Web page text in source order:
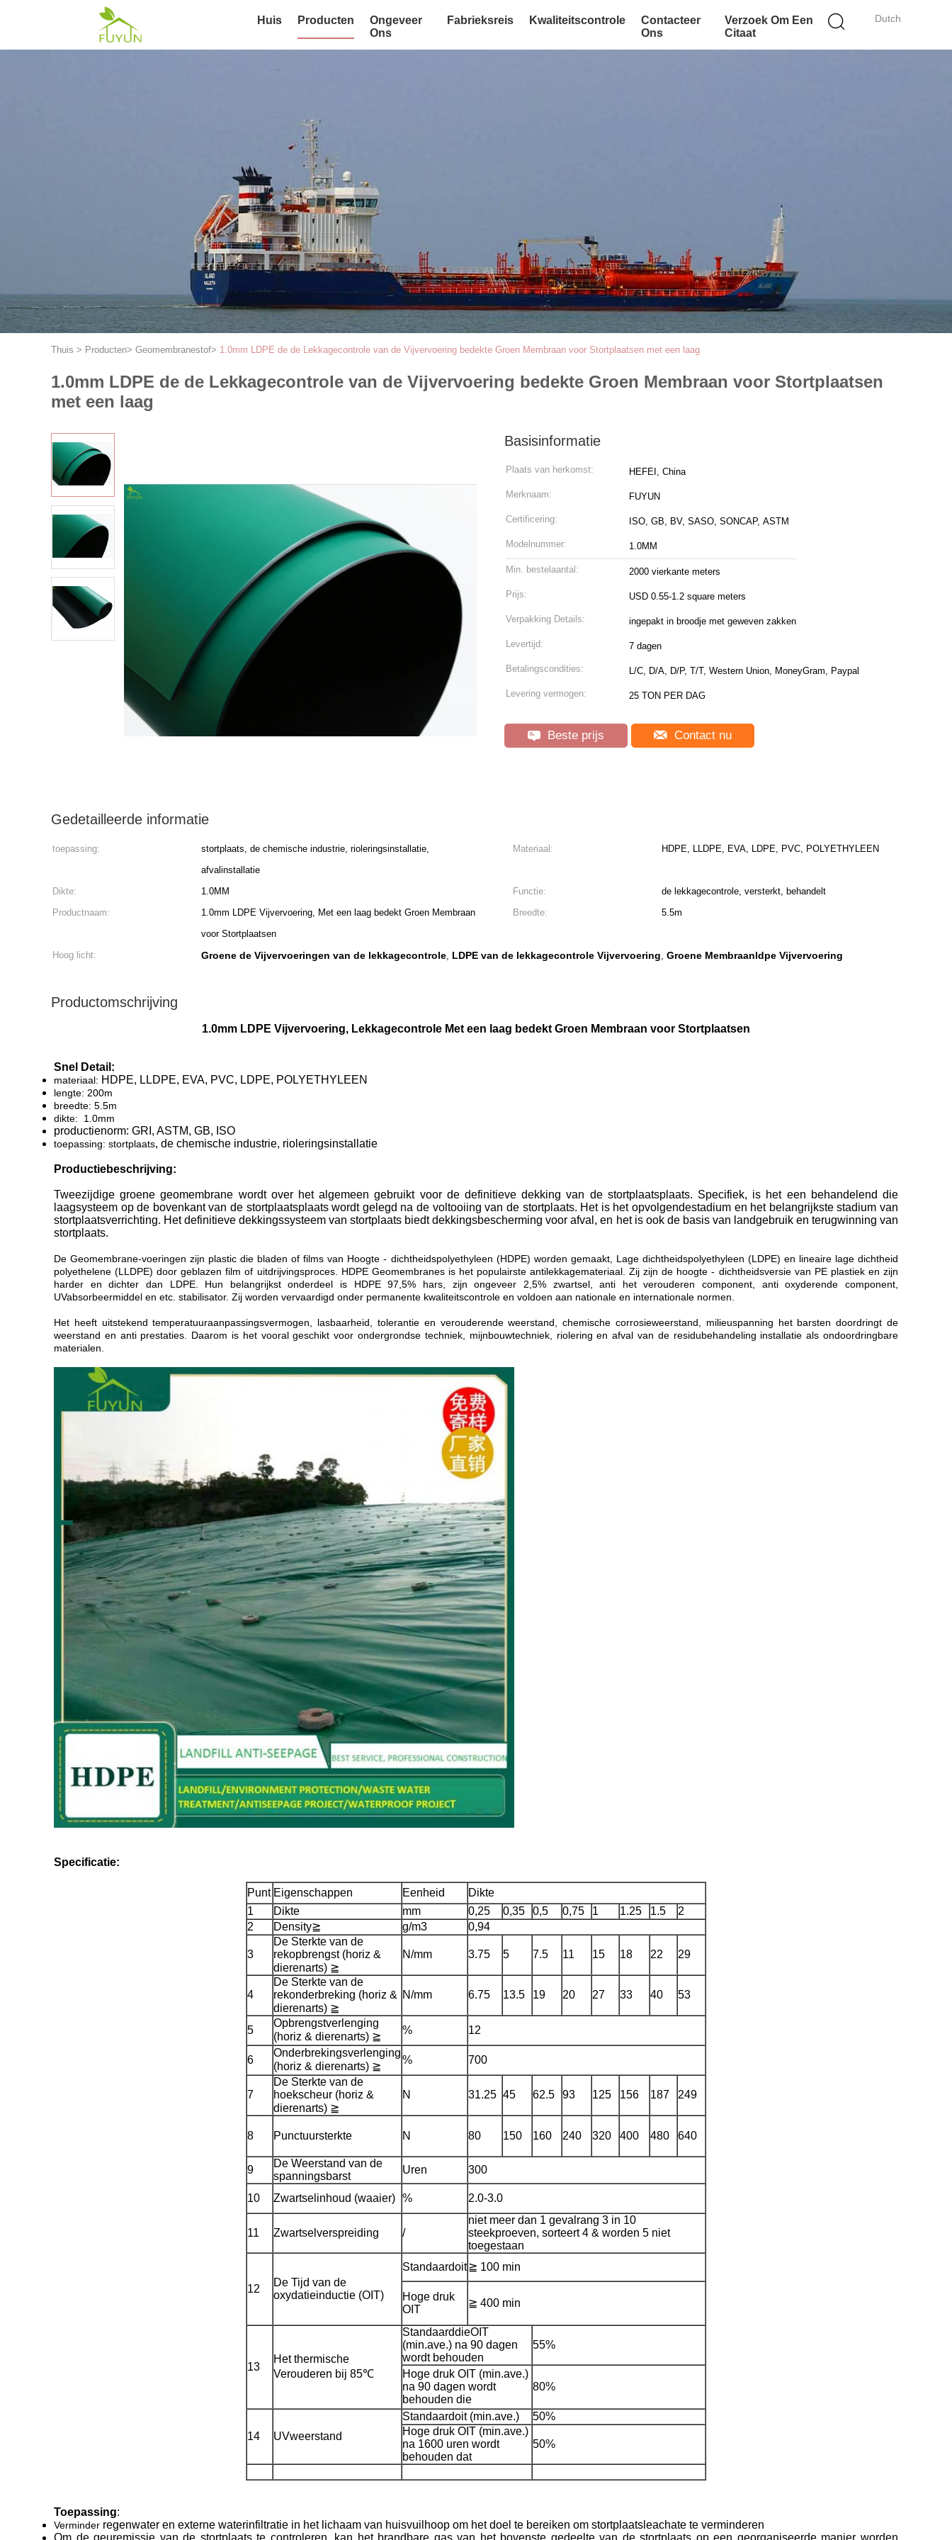
Laat een bericht achter
We bellen je snel terug!
VERZENDEN
Dutch
Huis Producten
Ongeveer
Ons
Fabrieksreis Kwaliteitscontrole
Contacteer
Ons
Verzoek Om Een
Citaat
Thuis > Producten> Geomembranestof> 1.0mm LDPE de de Lekkagecontrole van de Vijvervoering bedekte Groen Membraan voor Stortplaatsen met een laag
1.0mm LDPE de de Lekkagecontrole van de Vijvervoering bedekte Groen Membraan voor Stortplaatsen
met een laag
Basisinformatie
Plaats van herkomst: HEFEI, China
Merknaam: FUYUN
Certificering: ISO, GB, BV, SASO, SONCAP, ASTM
Modelnummer: 1.0MM
Min. bestelaantal: 2000 vierkante meters
Prijs: USD 0.55-1.2 square meters
Verpakking Details: ingepakt in broodje met geweven zakken
Levertijd: 7 dagen
Betalingscondities: L/C, D/A, D/P, T/T, Western Union, MoneyGram, Paypal
Levering vermogen: 25 TON PER DAG
Beste prijs Contact nu
Gedetailleerde informatie
toepassing:
stortplaats, de chemische industrie, rioleringsinstallatie,
afvalinstallatie
Materiaal: HDPE, LLDPE, EVA, LDPE, PVC, POLYETHYLEEN
Dikte: 1.0MM Functie:
de lekkagecontrole, versterkt, behandelt
Productnaam:
1.0mm LDPE Vijvervoering, Met een laag bedekt Groen Membraan
voor Stortplaatsen
Breedte: 5.5m
Hoog licht: Groene de Vijvervoeringen van de lekkagecontrole, LDPE van de lekkagecontrole Vijvervoering, Groene Membraanldpe Vijvervoering
Productomschrijving
1.0mm LDPE Vijvervoering, Lekkagecontrole Met een laag bedekt Groen Membraan voor Stortplaatsen
Snel Detail:
materiaal: HDPE, LLDPE, EVA, PVC, LDPE, POLYETHYLEEN
lengte: 200m
breedte: 5.5m
dikte: 1.0mm
productienorm: GRI, ASTM, GB, ISO
toepassing: stortplaats, de chemische industrie, rioleringsinstallatie
Productiebeschrijving:
Tweezijdige groene geomembrane wordt over het algemeen gebruikt voor de definitieve dekking van de stortplaatsplaats. Specifiek, is het een behandelend die
laagsysteem op de bovenkant van de stortplaatsplaats wordt gelegd na de voltooiing van de stortplaats. Het is het opvolgendestadium en het belangrijkste stadium van
stortplaatsverrichting. Het definitieve dekkingssysteem van stortplaats biedt dekkingsbescherming voor afval, en het is ook de basis van landgebruik en terugwinning van
stortplaats.
De Geomembrane-voeringen zijn plastic die bladen of films van Hoogte - dichtheidspolyethyleen (HDPE) worden gemaakt, Lage dichtheidspolyethyleen (LDPE) en lineaire lage dichtheid
polyethelene (LLDPE) door geblazen film of uitdrijvingsproces. HDPE Geomembranes is het populairste antilekkagemateriaal. Zij zijn de hoogte - dichtheidsversie van PE plastiek en zijn
harder en dichter dan LDPE. Hun belangrijkst onderdeel is HDPE 97,5% hars, zijn ongeveer 2,5% zwartsel, anti het verouderen component, anti oxyderende component,
UVabsorbeermiddel en etc. stabilisator. Zij worden vervaardigd onder permanente kwaliteitscontrole en voldoen aan nationale en internationale normen.
Het heeft uitstekend temperatuuraanpassingsvermogen, lasbaarheid, tolerantie en verouderende weerstand, chemische corrosieweerstand, milieuspanning het barsten doordringt de
weerstand en anti prestaties. Daarom is het vooral geschikt voor ondergrondse techniek, mijnbouwtechniek, riolering en afval van de residubehandeling installatie als ondoordringbare
materialen.
Specificatie:
Punt Eigenschappen Eenheid
Dikte
1
Dikte mm 0,25 0,35 0,5 0,75 1 1.25 1.5
2
2
Density≧ g/m3 0,94
3
De Sterkte van de
rekopbrengst (horiz &
dierenarts) ≧
N/mm 3.75 5 7.5 11 15 18 22 29
4
De Sterkte van de
rekonderbreking (horiz &
dierenarts) ≧
N/mm 6.75 13.5 19 20 27 33 40 53
5
Opbrengstverlenging
(horiz & dierenarts) ≧
% 12
6
Onderbrekingsverlenging
(horiz & dierenarts) ≧
% 700
7
De Sterkte van de
hoekscheur (horiz &
dierenarts) ≧
N 31.25 45 62.5 93 125 156 187 249
8 Punctuursterkte N 80 150 160 240 320 400 480 640
9
De Weerstand van de
spanningsbarst
Uren 300
10 Zwartselinhoud (waaier) % 2.0-3.0
11 Zwartselverspreiding /
niet meer dan 1 gevalrang 3 in 10
steekproeven, sorteert 4 & worden 5 niet
toegestaan
12
De Tijd van de
oxydatieinductie (OIT)
Standaardoit≧ 100 min
Hoge druk
OIT
≧ 400 min
13
Het thermische
Verouderen bij 85℃
StandaarddieOIT
(min.ave.) na 90 dagen
wordt behouden
55%
Hoge druk OIT (min.ave.)
na 90 dagen wordt
behouden die
80%
14 UVweerstand
Standaardoit (min.ave.)
50%
Hoge druk OIT (min.ave.)
na 1600 uren wordt
behouden dat
50%
Toepassing:
Verminder regenwater en externe waterinfiltratie in het lichaam van huisvuilhoop om het doel te bereiken om stortplaatsleachate te verminderen
Om de geuremissie van de stortplaats te controleren, kan het brandbare gas van het bovenste gedeelte van de stortplaats op een georganiseerde manier worden